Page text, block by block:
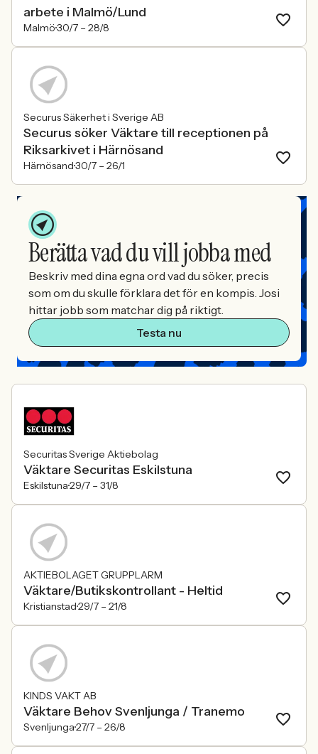
arbete i Malmö/Lund
Malmö30/7 – 28/8
Securus Säkerhet i Sverige AB
Securus söker Väktare till receptionen på
Riksarkivet i Härnösand
Härnösand30/7 – 26/1
Berätta vad du vill jobba med
Beskriv med dina egna ord vad du söker, precis
som om du skulle förklara det för en kompis. Josi
hittar jobb som matchar dig på riktigt.
Testa nu
Securitas Sverige Aktiebolag
Väktare Securitas Eskilstuna
Eskilstuna29/7 – 31/8
AKTIEBOLAGET GRUPPLARM
Väktare/Butikskontrollant - Heltid
Kristianstad29/7 – 21/8
KINDS VAKT AB
Väktare Behov Svenljunga / Tranemo
Svenljunga27/7 – 26/8